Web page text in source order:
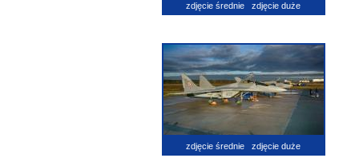
zdjęcie średnie zdjęcie duże
zdjęcie średnie zdjęcie duże